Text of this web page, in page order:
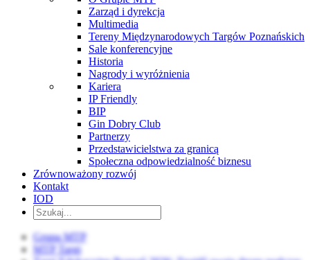
Zarząd i dyrekcja
Multimedia
Tereny Międzynarodowych Targów Poznańskich
Sale konferencyjne
Historia
Nagrody i wyróżnienia
Kariera
IP Friendly
BIP
Gin Dobry Club
Partnerzy
Przedstawicielstwa za granicą
Społeczna odpowiedzialność biznesu
Zrównoważony rozwój
Kontakt
IOD
Grupa MTP
MTP Targi